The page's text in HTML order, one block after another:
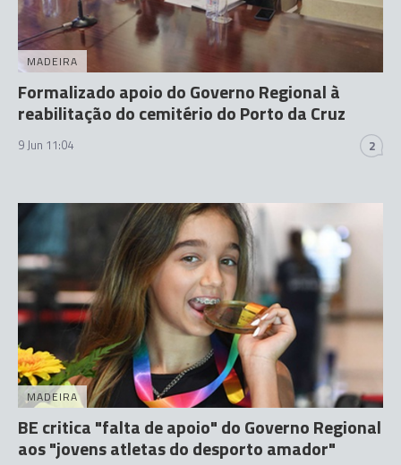
MADEIRA
Formalizado apoio do Governo Regional à
reabilitação do cemitério do Porto da Cruz
9 Jun 11:04 2
MADEIRA
BE critica "falta de apoio" do Governo Regional
aos "jovens atletas do desporto amador"